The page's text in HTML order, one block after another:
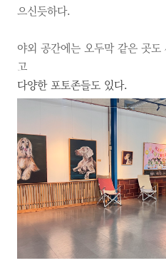
으신듯하다.
야외 공간에는 오두막 같은 곳
고
다양한 포토존들도 있다.